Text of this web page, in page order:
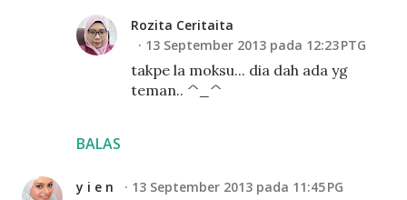
BALAS
Rozita Ceritaita
13 September 2013 pada 12:23 PTG
takpe la moksu... dia dah ada yg
teman.. ^_^
y i e n 13 September 2013 pada 11:45 PG